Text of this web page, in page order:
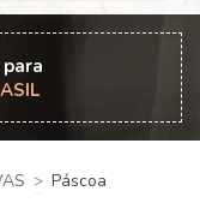
> Páscoa